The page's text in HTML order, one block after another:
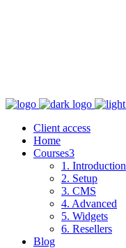
Client access
Home
Courses
1. Introduction
2. Setup
3. CMS
4. Advanced
5. Widgets
6. Resellers
Blog